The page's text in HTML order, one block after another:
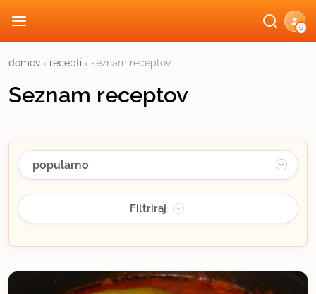
G
domov › recepti › seznam receptov
Seznam receptov